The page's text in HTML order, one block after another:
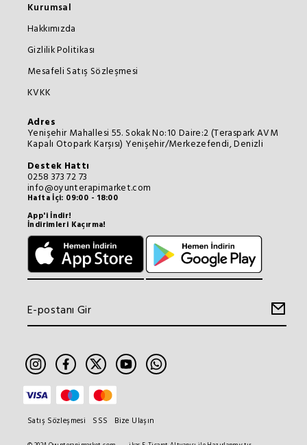
Kurumsal
Hakkımızda
Gizlilik Politikası
Mesafeli Satış Sözleşmesi
KVKK
Adres
Yenişehir Mahallesi 55. Sokak No:10 Daire:2 (Teraspark AVM
Kapalı Otopark Karşısı) Yenişehir/Merkezefendi, Denizli
Destek Hattı
0258 373 72 73
info@oyunterapimarket.com
Hafta İçi: 09:00 - 18:00
App'i İndir!
İndirimleri Kaçırma!
Satış Sözleşmesi SSS Bize Ulaşın